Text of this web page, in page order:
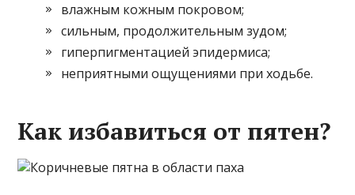
влажным кожным покровом;
сильным, продолжительным зудом;
гиперпигментацией эпидермиса;
неприятными ощущениями при ходьбе.
Как избавиться от пятен?